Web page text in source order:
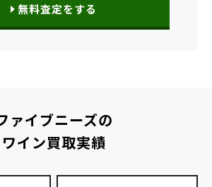
無料査定をする
ァイブニーズの
ワイン買取実績